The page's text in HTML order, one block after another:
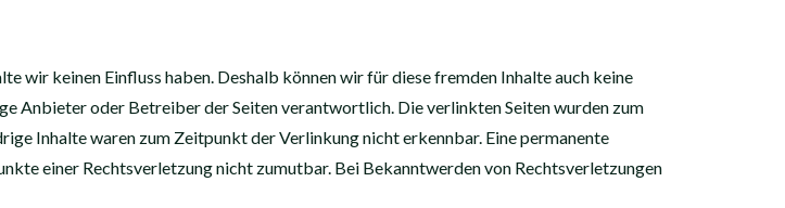
wir keinen Einfluss haben. Deshalb können wir für diese fremden Inhalte auch keine
Anbieter oder Betreiber der Seiten verantwortlich. Die verlinkten Seiten wurden zum
Inhalte waren zum Zeitpunkt der Verlinkung nicht erkennbar. Eine permanente
einer Rechtsverletzung nicht zumutbar. Bei Bekanntwerden von Rechtsverletzungen